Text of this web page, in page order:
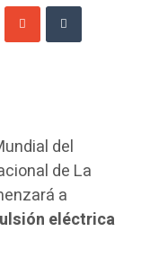
del
de La
a
eléctrica